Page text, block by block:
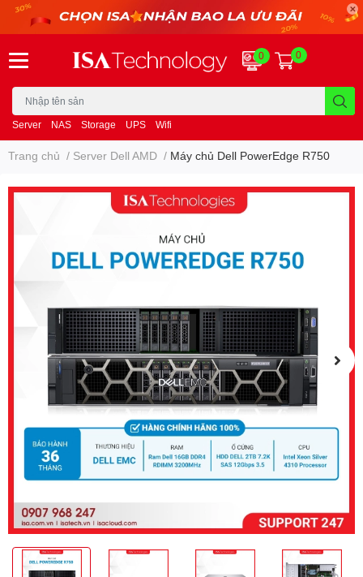
Server NAS Storage UPS Wifi
0 0
Trang chủ / Server Dell AMD / Máy chủ Dell PowerEdge R750